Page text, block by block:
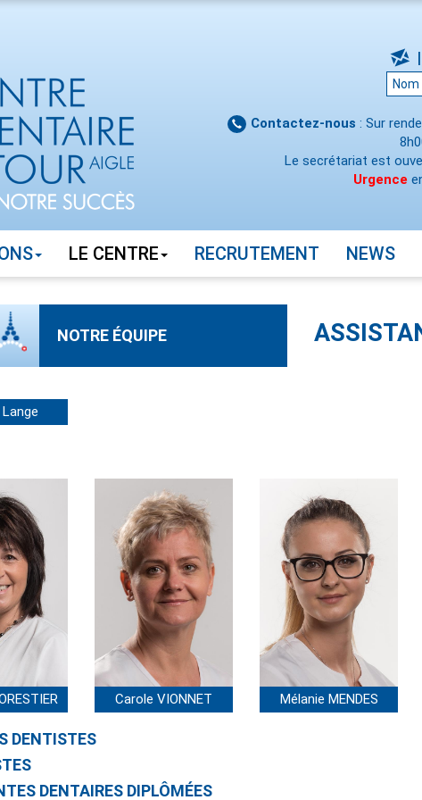
Contactez-nous : Sur
Le secrétariat est
Urgence
LE CENTRE RECRUTEMENT NEWS
NOTRE ÉQUIPE
Carole VIONNET Mélanie MENDES
DENTISTES
DENTAIRES DIPLÔMÉES